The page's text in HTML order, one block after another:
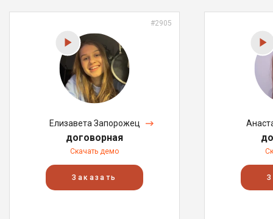
#2905
Елизавета Запорожец
договорная
Скачать демо
Заказать